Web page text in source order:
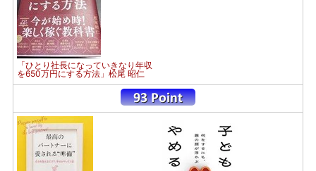
「ひとり社長になっていきなり年収
を650万円にする方法」松尾 昭仁